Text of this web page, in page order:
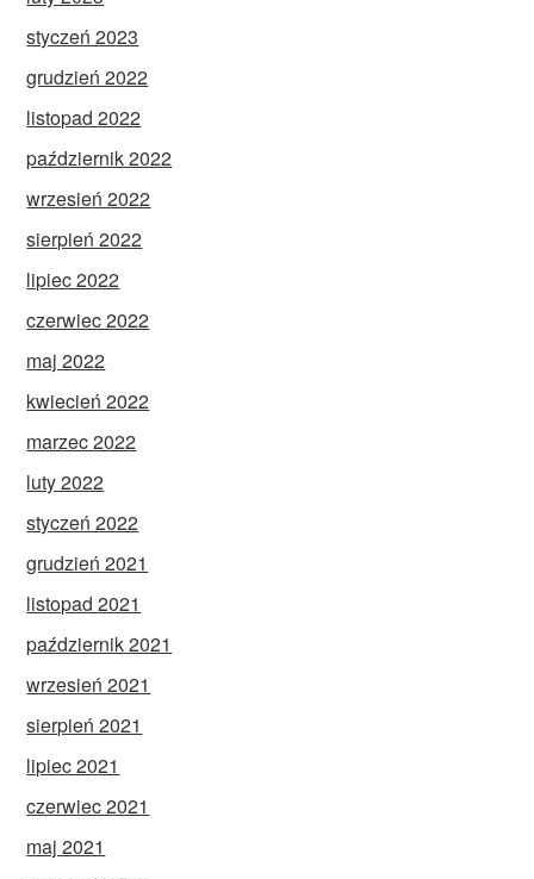
styczeń 2023
grudzień 2022
listopad 2022
październik 2022
wrzesień 2022
sierpień 2022
lipiec 2022
czerwiec 2022
maj 2022
kwiecień 2022
marzec 2022
luty 2022
styczeń 2022
grudzień 2021
listopad 2021
październik 2021
wrzesień 2021
sierpień 2021
lipiec 2021
czerwiec 2021
maj 2021